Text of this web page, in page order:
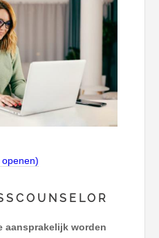
aansprakelijk worden